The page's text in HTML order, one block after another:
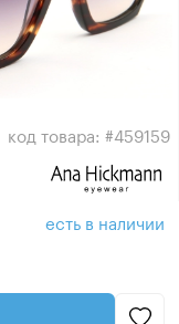
код товара: #459159
есть в наличии